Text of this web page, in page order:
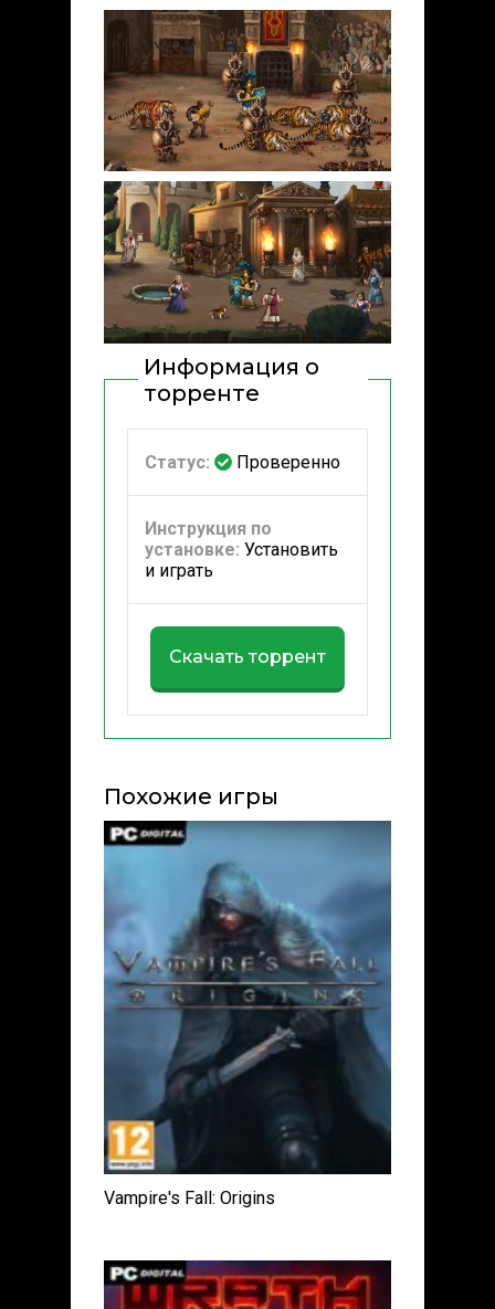
Информация о
торренте
Статус: Проверенно
Инструкция по
установке: Установить
и играть
Скачать торрент
Похожие игры
Vampire's Fall: Origins